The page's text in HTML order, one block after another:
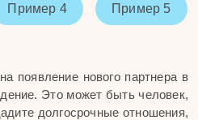
Пример 4 Пример 5
появление нового партнера в
Это может быть человек,
долгосрочные отношения,